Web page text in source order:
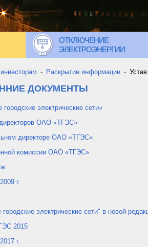
ОТКЛЮЧЕНИЕ
ЭЛЕКТРОЭНЕРГИИ
- Раскрытие информации -
ДОКУМЕНТЫ
электрические сети»
ОАО «ТГЭС»
директоре ОАО «ТГЭС»
комиссии ОАО «ТГЭС»
г.
электрические сети" в новой
2015
г.